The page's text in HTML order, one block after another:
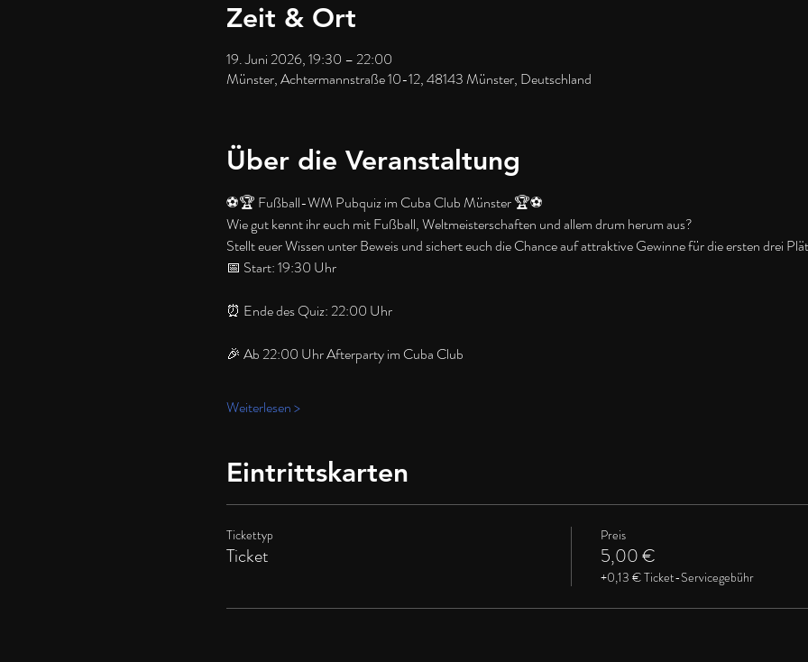
Zeit & Ort
19. Juni 2026, 19:30 – 22:00
Münster, Achtermannstraße 10-12, 48143 Münster, Deutschland
Über die Veranstaltung
⚽🏆 Fußball-WM Pubquiz im Cuba Club Münster 🏆⚽
Wie gut kennt ihr euch mit Fußball, Weltmeisterschaften und allem drum herum aus?
Stellt euer Wissen unter Beweis und sichert euch die Chance auf attraktive Gewinne für die ersten drei
📅 Start: 19:30 Uhr
⏰ Ende des Quiz: 22:00 Uhr
🎉 Ab 22:00 Uhr Afterparty im Cuba Club
Weiterlesen >
Eintrittskarten
Tickettyp
Ticket
Preis
5,00 €
+0,13 € Ticket-Servicegebühr